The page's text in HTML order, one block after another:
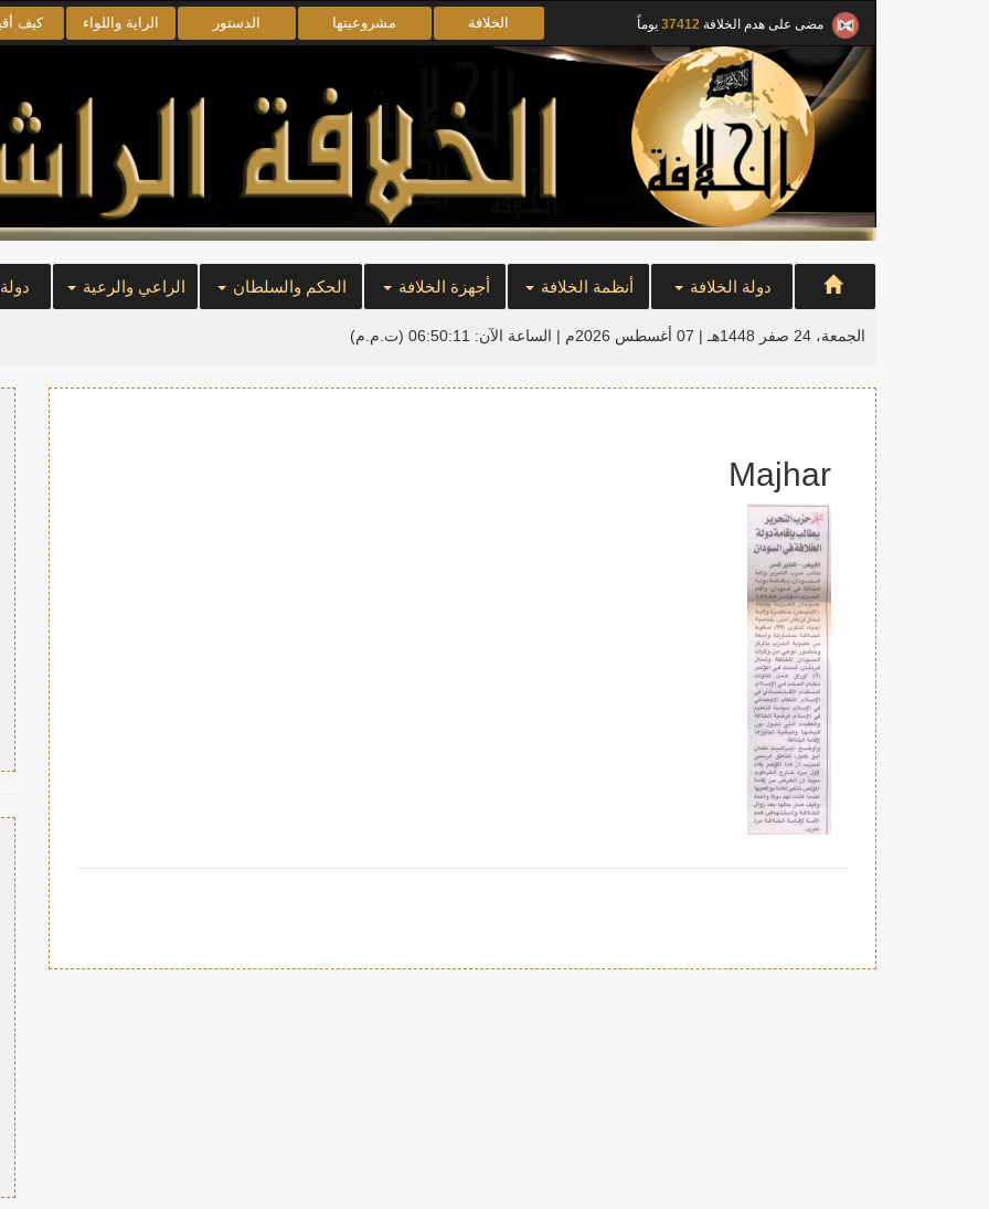
مضى على هدم الخلافة 37412 يوماً الخلافة مشروعيتها الدستور الراية واللواء كيف
دولة الخلافة أنظمة الخلافة أجهزة الخلافة الحكم والسلطان الراعي والرعية
الجمعة، 24 صفر 1448هـ | 07 أغسطس 2026م | الساعة الآن: 06:50:11 (ت.م.م)
Majhar